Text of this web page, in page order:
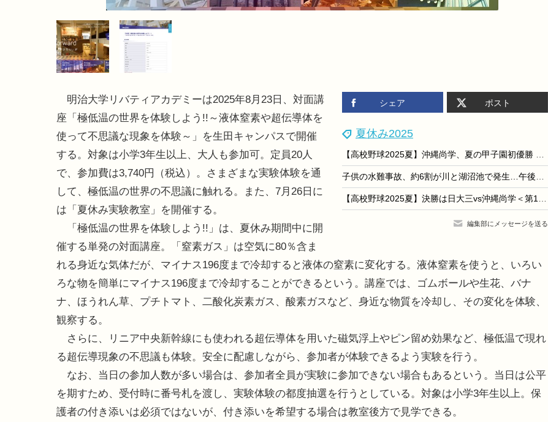
シェア ポスト
夏休み2025
【高校野球2025夏】沖縄尚学、夏の甲子園初優勝 沖縄勢15年ぶり2校目の栄冠
子供の水難事故、約6割が川と湖沼池で発生…午後に多発
【高校野球2025夏】決勝は日大三vs沖縄尚学＜第15日目＞8月23日の対戦カードと試合開始時間…第14日目の結果も
編集部にメッセージを送る
明治大学リバティアカデミーは2025年8月23日、対面講
座「極低温の世界を体験しよう!!～液体窒素や超伝導体を
使って不思議な現象を体験～」を生田キャンパスで開催
する。対象は小学3年生以上、大人も参加可。定員20人
で、参加費は3,740円（税込）。さまざまな実験体験を通
して、極低温の世界の不思議に触れる。また、7月26日に
は「夏休み実験教室」を開催する。
「極低温の世界を体験しよう!!」は、夏休み期間中に開
催する単発の対面講座。「窒素ガス」は空気に80％含ま
れる身近な気体だが、マイナス196度まで冷却すると液体の窒素に変化する。液体窒素を使うと、いろい
ろな物を簡単にマイナス196度まで冷却することができるという。講座では、ゴムボールや生花、バナ
ナ、ほうれん草、プチトマト、二酸化炭素ガス、酸素ガスなど、身近な物質を冷却し、その変化を体験、
観察する。
さらに、リニア中央新幹線にも使われる超伝導体を用いた磁気浮上やピン留め効果など、極低温で現れ
る超伝導現象の不思議も体験。安全に配慮しながら、参加者が体験できるよう実験を行う。
なお、当日の参加人数が多い場合は、参加者全員が実験に参加できない場合もあるという。当日は公平
を期すため、受付時に番号札を渡し、実験体験の都度抽選を行うとしている。対象は小学3年生以上。保
護者の付き添いは必須ではないが、付き添いを希望する場合は教室後方で見学できる。